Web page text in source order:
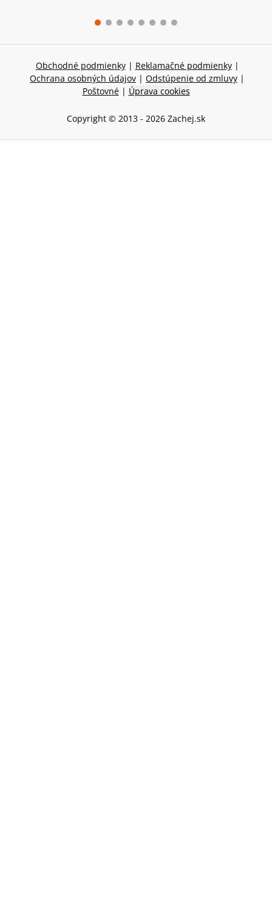
Obchodné podmienky | Reklamačné podmienky |
Ochrana osobných údajov | Odstúpenie od zmluvy |
Poštovné | Úprava cookies
Copyright © 2013 - 2026 Zachej.sk